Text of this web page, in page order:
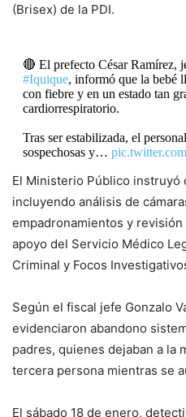
(Brisex) de la PDI.
🔴 El prefecto César Ramírez,
#Iquique, informó que la bebé
con fiebre y en un estado tan
cardiorrespiratorio.
Tras ser estabilizada, el
sospechosas y…
— RADIO PAULINA
El Ministerio Público instruyó
incluyendo análisis de
empadronamientos y
apoyo del Servicio Médico
Criminal y Focos
Según el fiscal jefe Gonzalo
evidenciaron abandono
padres, quienes dejaban a la
tercera persona mientras se
El sábado 18 de enero,